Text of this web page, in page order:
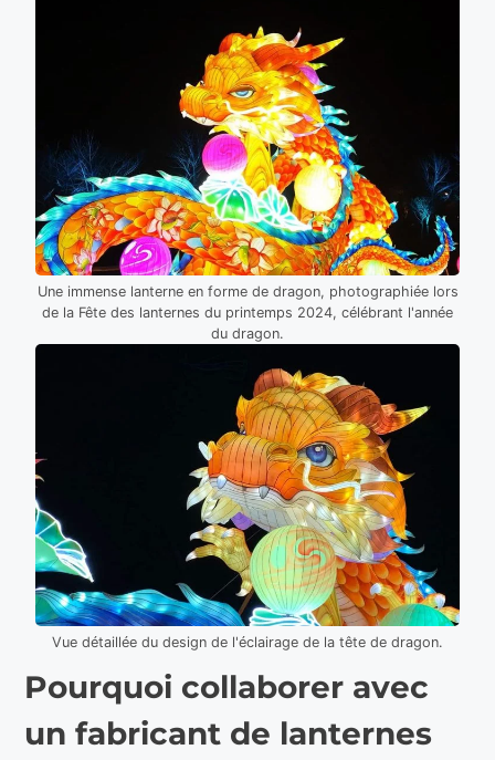
Une immense lanterne en forme de dragon, photographiée lors
de la Fête des lanternes du printemps 2024, célébrant l'année
du dragon.
Vue détaillée du design de l'éclairage de la tête de dragon.
Pourquoi collaborer avec
un fabricant de lanternes